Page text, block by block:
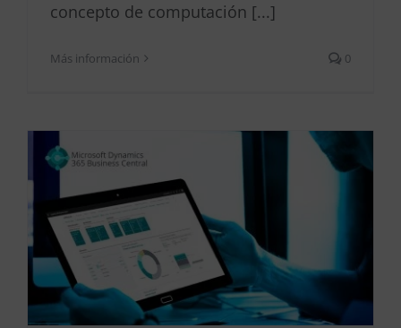
concepto de computación [...]
Más información 0